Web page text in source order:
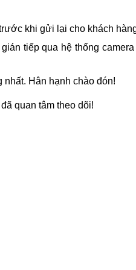
khi gửi lại cho khách
tiếp qua hệ thống
Hân hạnh chào đón!
quan tâm theo dõi!